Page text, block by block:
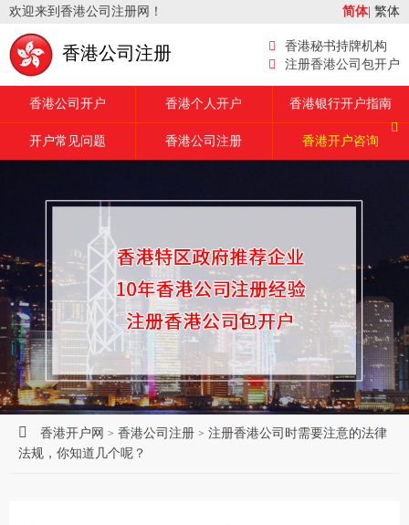
欢迎来到香港公司注册网！ 简体| 繁体
香港公司注册
香港秘书持牌机构
注册香港公司包开户
香港公司开户 香港个人开户 香港银行开户指南
开户常见问题 香港公司注册 香港开户咨询
香港开户网 > 香港公司注册 > 注册香港公司时需要注意的法律
法规，你知道几个呢？